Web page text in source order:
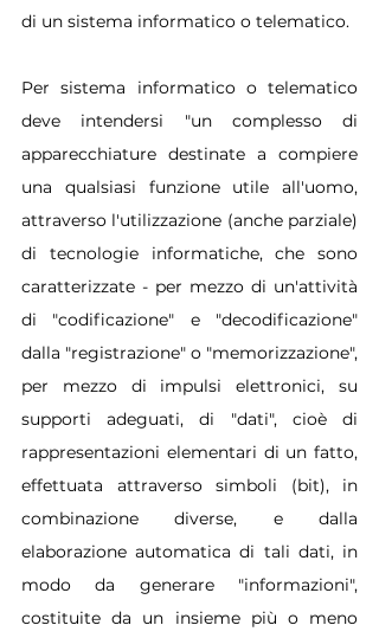
di un sistema informatico o telematico.
Per sistema informatico o telematico
deve intendersi "un complesso di
apparecchiature destinate a compiere
una qualsiasi funzione utile all'uomo,
attraverso l'utilizzazione (anche parziale)
di tecnologie informatiche, che sono
caratterizzate - per mezzo di un'attività
di "codificazione" e "decodificazione"
dalla "registrazione" o "memorizzazione",
per mezzo di impulsi elettronici, su
supporti adeguati, di "dati", cioè di
rappresentazioni elementari di un fatto,
effettuata attraverso simboli (bit), in
combinazione diverse, e dalla
elaborazione automatica di tali dati, in
modo da generare "informazioni",
costituite da un insieme più o meno